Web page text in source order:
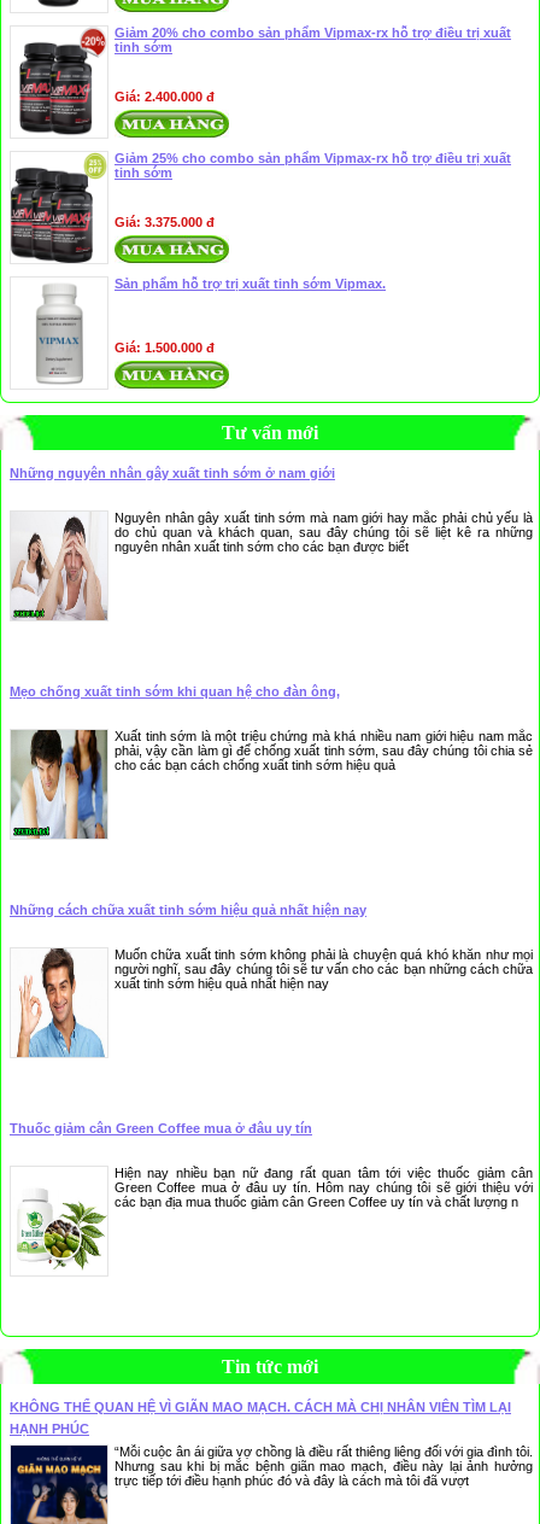
Giảm 20% cho combo sản phẩm Vipmax-rx hỗ trợ điều trị xuất
tinh sớm
Giá: 2.400.000 đ
Giảm 25% cho combo sản phẩm Vipmax-rx hỗ trợ điều trị xuất
tinh sớm
Giá: 3.375.000 đ
Sản phẩm hỗ trợ trị xuất tinh sớm Vipmax.
Giá: 1.500.000 đ
Tư vấn mới
Những nguyên nhân gây xuất tinh sớm ở nam giới
Nguyên nhân gây xuất tinh sớm mà nam giới hay mắc phải chủ yếu là
do chủ quan và khách quan, sau đây chúng tôi sẽ liệt kê ra những
nguyên nhân xuất tinh sớm cho các bạn được biết
Mẹo chống xuất tinh sớm khi quan hệ cho đàn ông,
Xuất tinh sớm là một triệu chứng mà khá nhiều nam giới hiệu nam mắc
phải, vậy cần làm gì để chống xuất tinh sớm, sau đây chúng tôi chia sẻ
cho các bạn cách chống xuất tinh sớm hiệu quả
Những cách chữa xuất tinh sớm hiệu quả nhất hiện nay
Muốn chữa xuất tinh sớm không phải là chuyện quá khó khăn như mọi
người nghĩ, sau đây chúng tôi sẽ tư vấn cho các bạn những cách chữa
xuất tinh sớm hiệu quả nhất hiện nay
Thuốc giảm cân Green Coffee mua ở đâu uy tín
Hiện nay nhiều bạn nữ đang rất quan tâm tới việc thuốc giảm cân
Green Coffee mua ở đâu uy tín. Hôm nay chúng tôi sẽ giới thiệu với
các bạn địa mua thuốc giảm cân Green Coffee uy tín và chất lượng n
Tin tức mới
KHÔNG THỂ QUAN HỆ VÌ GIÃN MAO MẠCH. CÁCH MÀ CHỊ NHÂN VIÊN TÌM LẠI
HẠNH PHÚC
“Mỗi cuộc ân ái giữa vợ chồng là điều rất thiêng liêng đối với gia đình tôi.
Nhưng sau khi bị mắc bệnh giãn mao mạch, điều này lại ảnh hưởng
trực tiếp tới điều hạnh phúc đó và đây là cách mà tôi đã vượt